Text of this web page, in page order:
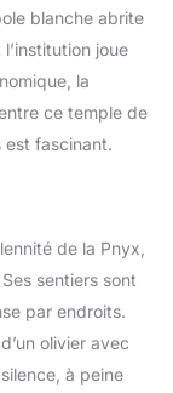
blanche abrite
joue
la
ce temple de
est fascinant.
de la Pnyx,
sentiers sont
par endroits.
olivier avec
à peine